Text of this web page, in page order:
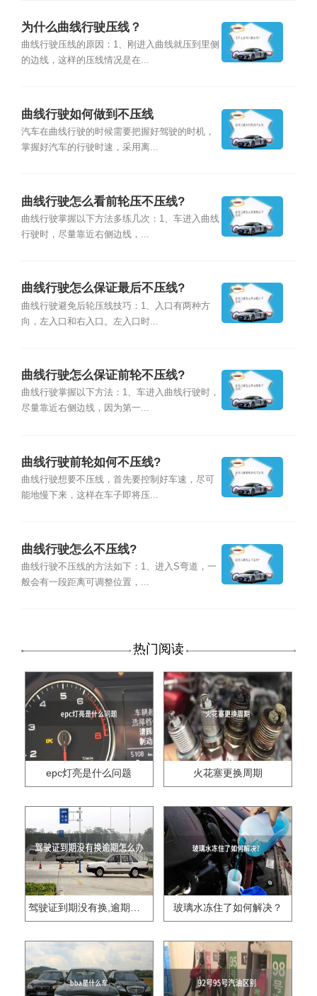
为什么曲线行驶压线？
曲线行驶压线的原因：1、刚进入曲线就压到里侧
的边线，这样的压线情况是在...
曲线行驶如何做到不压线
汽车在曲线行驶的时候需要把握好驾驶的时机，
掌握好汽车的行驶时速，采用离...
曲线行驶怎么看前轮压不压线?
曲线行驶掌握以下方法多练几次：1、车进入曲线
行驶时，尽量靠近右侧边线，...
曲线行驶怎么保证最后不压线?
曲线行驶避免后轮压线技巧：1、入口有两种方
向，左入口和右入口。左入口时...
曲线行驶怎么保证前轮不压线?
曲线行驶掌握以下方法：1、车进入曲线行驶时，
尽量靠近右侧边线，因为第一...
曲线行驶前轮如何不压线?
曲线行驶想要不压线，首先要控制好车速，尽可
能地慢下来，这样在车子即将压...
曲线行驶怎么不压线?
曲线行驶不压线的方法如下：1、进入S弯道，一
般会有一段距离可调整位置，...
热门阅读
epc灯亮是什么问题 火花塞更换周期
驾驶证到期没有换,逾期怎么办?? 玻璃水冻住了如何解决？